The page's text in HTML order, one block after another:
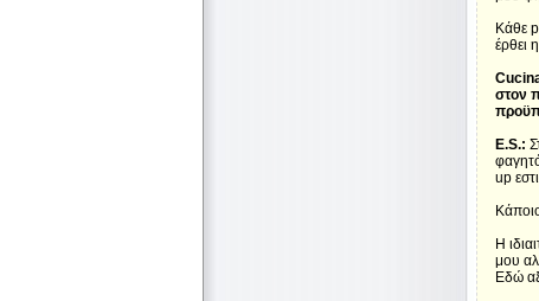
Κάθε
έρθει
στον
E.S.:
up
Η
μου
Εδώ